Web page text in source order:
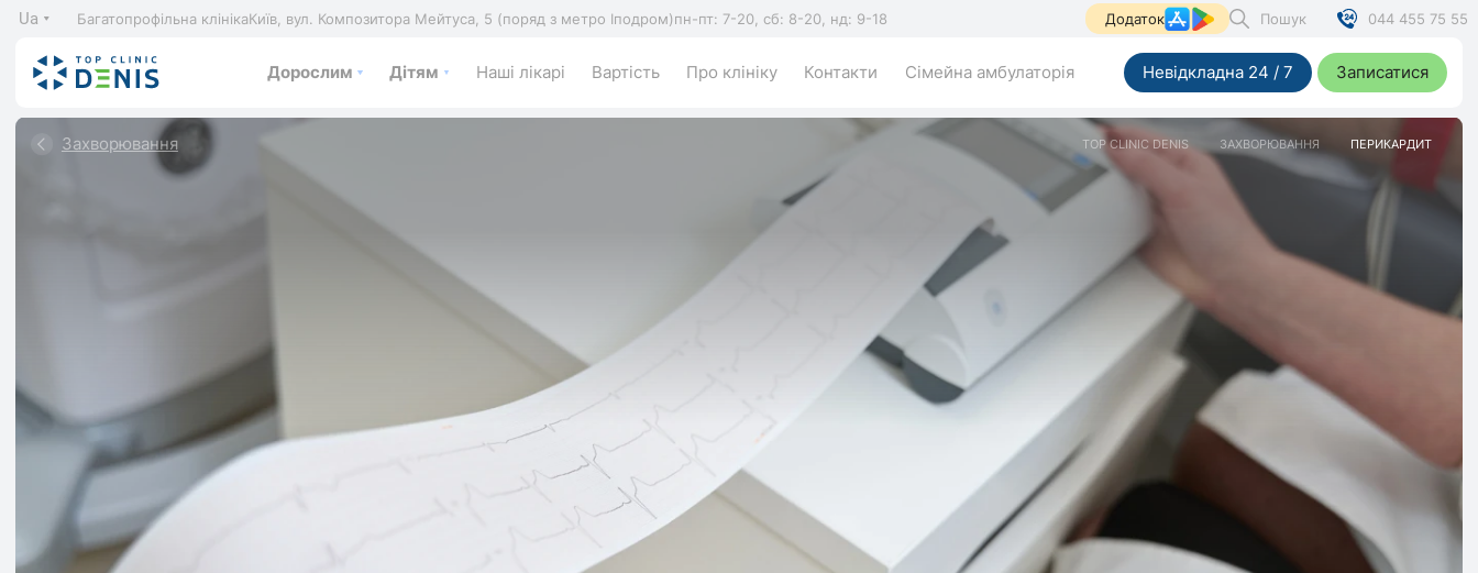
Ua Багатопрофільна клінікаКиїв, вул. Композитора Мейтуса, 5 (поряд з метро Іподром)пн-пт: 7-20, сб: 8-20, нд: 9-18 Додаток Пошук 044 455 75 55
Дорослим Дітям Наші лікарі Вартість Про клініку Контакти Сімейна амбулаторія Невідкладна 24 / 7 Записатися
Захворювання TOP CLINIC DENIS ЗАХВОРЮВАННЯ ПЕРИКАРДИТ